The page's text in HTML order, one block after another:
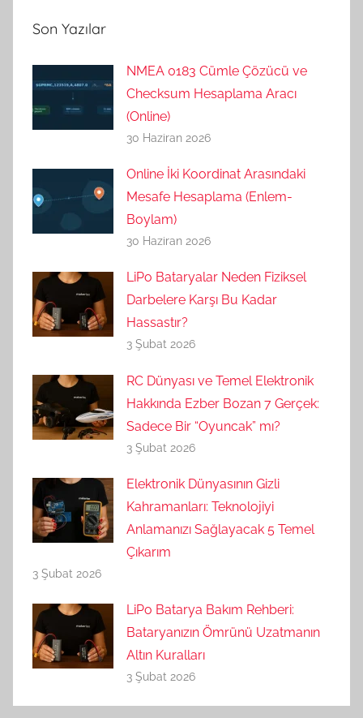
Son Yazılar
NMEA 0183 Cümle Çözücü ve
Checksum Hesaplama Aracı
(Online)
30 Haziran 2026
Online İki Koordinat Arasındaki
Mesafe Hesaplama (Enlem-
Boylam)
30 Haziran 2026
LiPo Bataryalar Neden Fiziksel
Darbelere Karşı Bu Kadar
Hassastır?
3 Şubat 2026
RC Dünyası ve Temel Elektronik
Hakkında Ezber Bozan 7 Gerçek:
Sadece Bir “Oyuncak” mı?
3 Şubat 2026
Elektronik Dünyasının Gizli
Kahramanları: Teknolojiyi
Anlamanızı Sağlayacak 5 Temel
Çıkarım
3 Şubat 2026
LiPo Batarya Bakım Rehberi:
Bataryanızın Ömrünü Uzatmanın
Altın Kuralları
3 Şubat 2026